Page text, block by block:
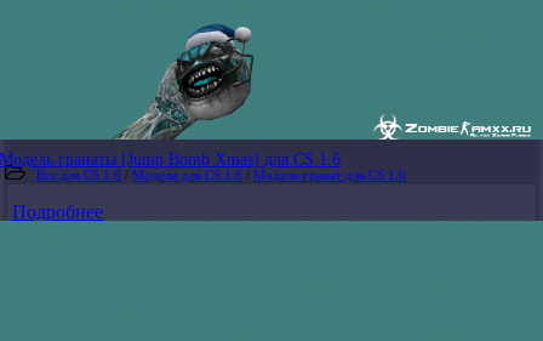
Модель гранаты [Jump Bomb Xmas] для CS 1.6
Все для CS 1.6 / Модели для CS 1.6 / Модели гранат для CS 1.6
Подробнее